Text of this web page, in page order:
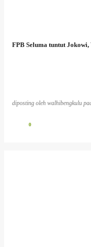
FPB Seluma tuntut
diposting oleh walhibengkulu
0